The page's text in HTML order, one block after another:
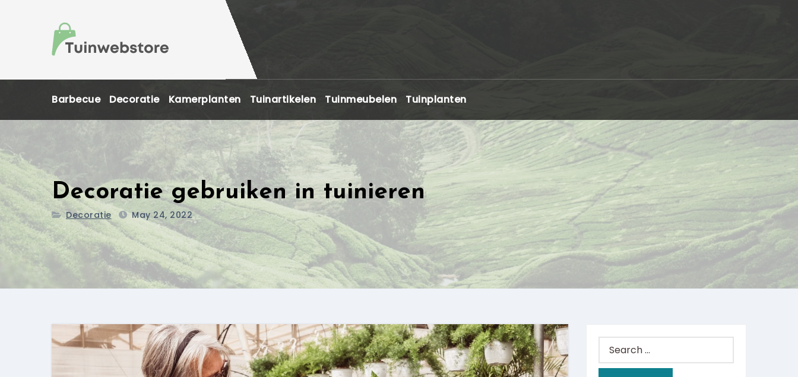
Barbecue Decoratie Kamerplanten Tuinartikelen Tuinmeubelen Tuinplanten
Decoratie gebruiken in tuinieren
Decoratie May 24, 2022
Search
for: